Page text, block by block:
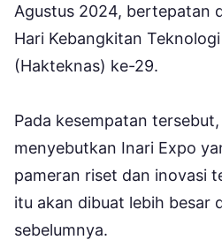
Agustus 2024, bertepatan
Hari Kebangkitan
(Hakteknas) ke-29.
Pada kesempatan
menyebutkan Inari Expo
pameran riset dan inovasi
itu akan dibuat lebih besar
sebelumnya.